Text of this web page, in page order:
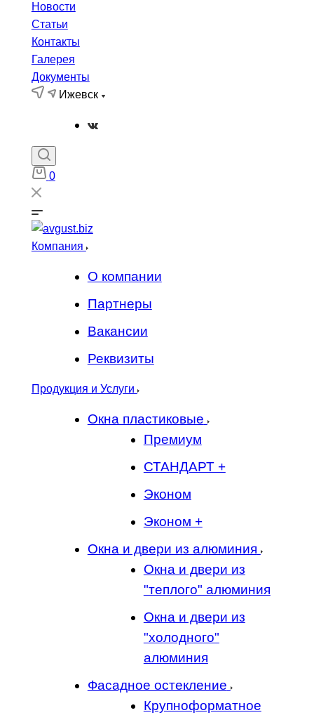
Новости
Статьи
Контакты
Галерея
Документы
Ижевск
0
Компания
О компании
Партнеры
Вакансии
Реквизиты
Продукция и Услуги
Окна пластиковые
Премиум
СТАНДАРТ +
Эконом
Эконом +
Окна и двери из алюминия
Окна и двери из
"теплого" алюминия
Окна и двери из
"холодного"
алюминия
Фасадное остекление
Крупноформатное